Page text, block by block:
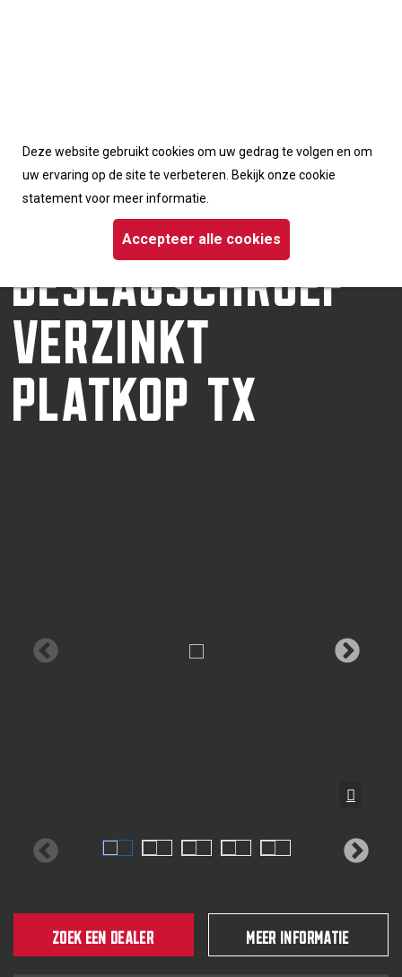
Schroeven / Dynaplus beslagschroef verzinkt platkop TX
DYNAPLUS
BESLAGSCHROEF
VERZINKT
PLATKOP TX
ZOEK EEN DEALER MEER INFORMATIE
Deze website gebruikt cookies om uw gedrag te volgen en om
uw ervaring op de site te verbeteren. Bekijk onze cookie
statement voor meer informatie.
Accepteer alle cookies